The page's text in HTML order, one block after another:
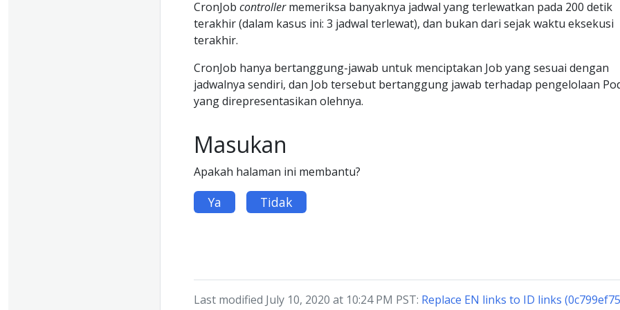
CronJob controllermemeriksa banyaknya jadwal yang terlewatkan pada 200 detik
terakhir (dalam kasus ini: 3 jadwal terlewat), dan bukan dari sejak waktu eksekusi
terakhir.
CronJob hanya bertanggung-jawab untuk menciptakan Job yang sesuai dengan
jadwalnya sendiri, dan Job tersebut bertanggung jawab terhadap pengelolaan
yang direpresentasikan olehnya.
Masukan
Apakah halaman ini membantu?
Ya Tidak
Last modified July 10, 2020 at 10:24 PM PST: Replace EN links to ID links